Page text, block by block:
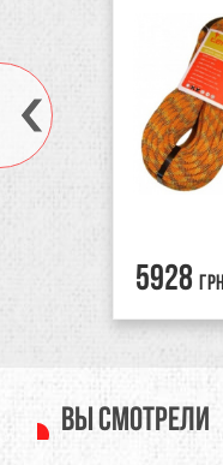
5928 грн
Вы смотрели